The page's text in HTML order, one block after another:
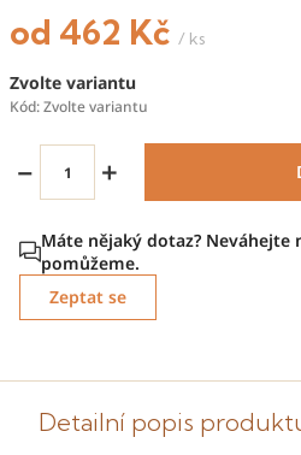
od 462 Kč / ks
cena:
Zvolte variantu
Kód:Zvolte variantu
+
−
Zeptat se
Detailní popis